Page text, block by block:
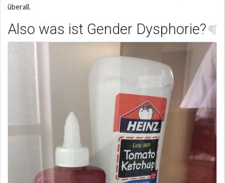
überall.
Also was ist Gender Dysphorie?